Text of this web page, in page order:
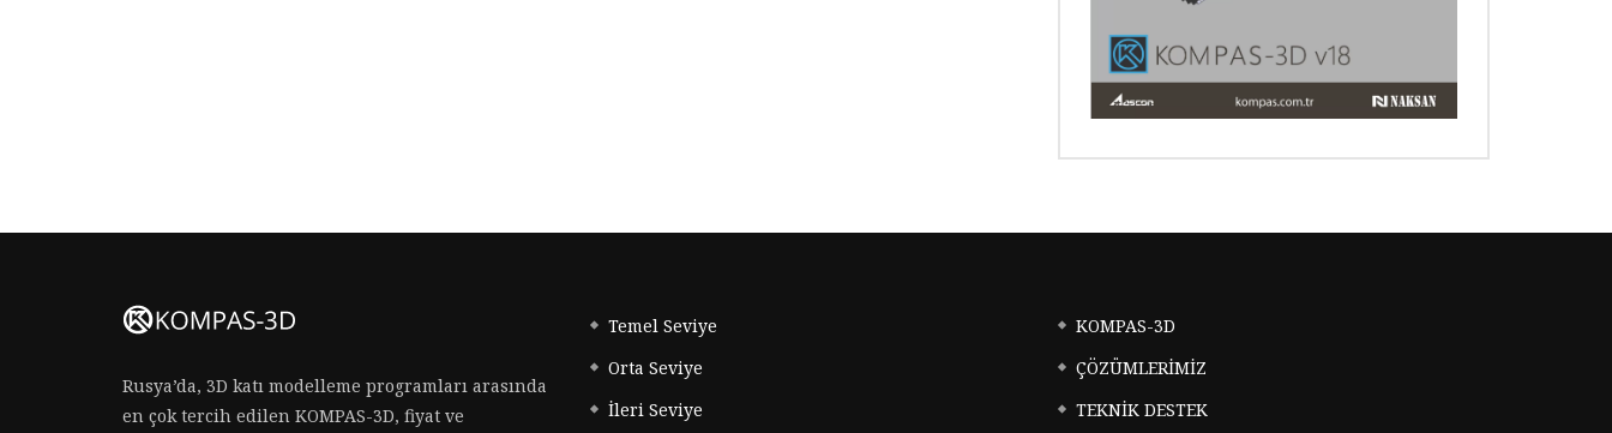
Rusya’da, 3D katı modelleme programları arasında
en çok tercih edilen KOMPAS-3D, fiyat ve
Temel Seviye
Orta Seviye
İleri Seviye
KOMPAS-3D
ÇÖZÜMLERİMİZ
TEKNİK DESTEK